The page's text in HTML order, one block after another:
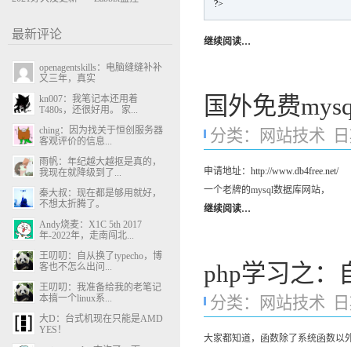
?>
继续阅读…
国外免费
分类： 网站技术
申请地址： http://www.db4free.net/
一个老牌的mysql数据库网站，
继续阅读…
php学习之：
分类： 网站技术
大家都知道，函数除了系统函数以
最新评论
openagentskills：电脑缝缝补补
又三年，真实
kn007：我笔记本还用着
T480s，还很好用。 家...
ching：因为找关于恒创服务器
客观评价的信息...
雨帆：年纪越大越抠是真的，
我现在就降级到了...
秦大叔：现在都是够用就好，
不想太折腾了。
Andy烧麦：X1C 5th 2017
年-2022年，走南闯北...
王叨叨：自从换了typecho，博
客也不怎么出问...
王叨叨：我准备给我的老笔记
本搞一个linux系...
大D：台式机现在只能是AMD
YES！